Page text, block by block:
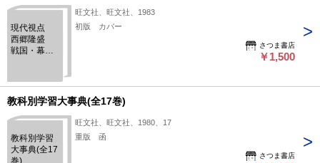
現代視点
西郷隆盛
戦国・幕末
旺文社、旺文社、1983
初版 カバー
さつま書店
￥1,500
教科別学習大事典(全17巻)
教科別学習
大事典(全17
巻)
旺文社、旺文社、1980、17
重版 函
さつま書店